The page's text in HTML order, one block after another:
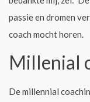
passie en dromen
coach mocht horen.
Millenial
De millennial